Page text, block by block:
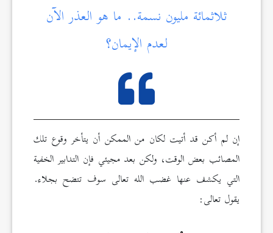
ثلاثمائة مليون نسمة.. ما هو العذر الآن
لعدم الإيمان؟
إن لم أكن قد أتيت لكان من الممكن أن يتأخر وقوع تلك
المصائب بعض الوقت، ولكن بعد مجيئي فإن التدابير الخفية
التي يكشف عنها غضب الله تعالى سوف تتضح بجلاء.
يقول تعالى: